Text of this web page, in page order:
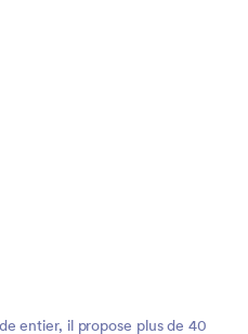
entier, il propose plus de 40